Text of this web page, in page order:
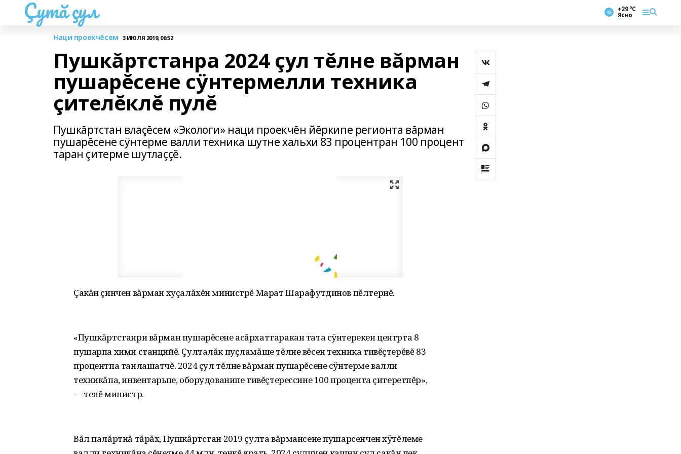
Çутă çул +29 °С
Ясно
Наци проекчĕсем 3 ИЮЛЯ 2019, 06:52
Пушкăртстанра 2024 çул тĕлне вăрман
пушарĕсене сÿнтермелли техника
çителĕклĕ пулĕ
Пушкăртстан влаçĕсем «Экологи» наци проекчĕн йĕркипе регионта вăрман
пушарĕсене сÿнтерме валли техника шутне хальхи 83 процентран 100 процент
таран çитерме шутлаççĕ.
Çакăн çинчен вăрман хуçалăхĕн министрĕ Марат Шарафутдинов пĕлтернĕ.
«Пушкăртстанри вăрман пушарĕсене асăрхаттаракан тата сÿнтерекен центрта 8
пушарпа хими станцийĕ. Çулталăк пуçламăше тĕлне вĕсен техника тивĕçтерĕвĕ 83
процентпа танлашатчĕ. 2024 çул тĕлне вăрман пушарĕсене сÿнтерме валли
техникăпа, инвентарьпе, оборудованипе тивĕçтерессине 100 процента çитеретпĕр»,
— тенĕ министр.
Вăл палăртнă тăрăх, Пушкăртстан 2019 çулта вăрмансене пушарсенчен хÿтĕлеме